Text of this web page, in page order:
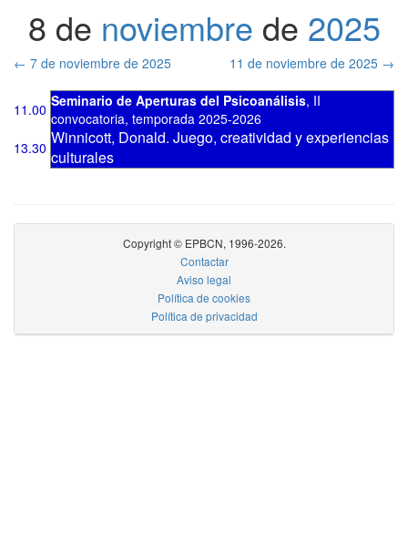
8 de noviembre de 2025
← 7 de noviembre de 2025 11 de noviembre de 2025 →
11.00 Seminario de Aperturas del Psicoanálisis, II
convocatoria, temporada 2025-2026
Winnicott, Donald. Juego, creatividad y experiencias
culturales
13.30
Copyright © EPBCN, 1996-2026.
Contactar
Aviso legal
Política de cookies
Política de privacidad